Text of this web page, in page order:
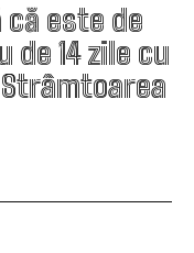
că este de
14 zile cu